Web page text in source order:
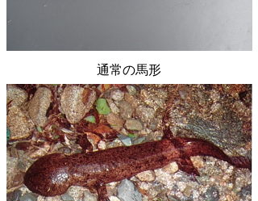
通常の馬形